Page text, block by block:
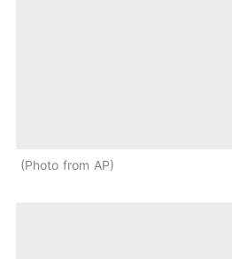
Photo from AP